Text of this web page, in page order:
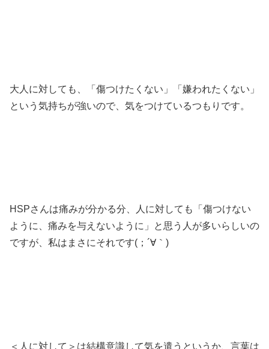
大人に対しても、「傷つけたくない」「嫌われたくない」
という気持ちが強いので、気をつけているつもりです。
HSPさんは痛みが分かる分、人に対しても「傷つけない
ように、痛みを与えないように」と思う人が多いらしいの
ですが、私はまさにそれです(；´∀｀)
＜人に対して＞は結構意識して気を遣うというか、言葉は